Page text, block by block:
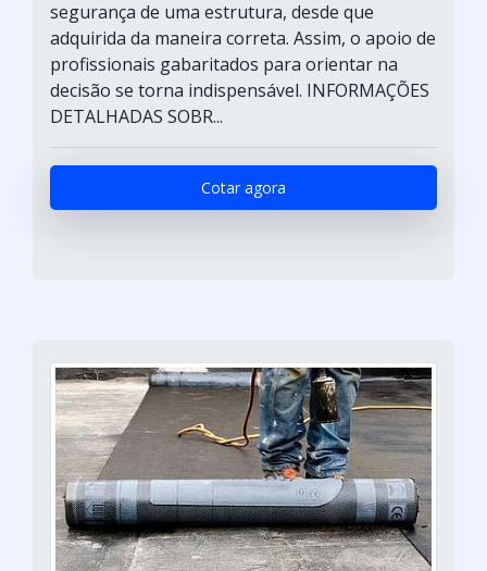
segurança de uma estrutura, desde que
adquirida da maneira correta. Assim, o apoio de
profissionais gabaritados para orientar na
decisão se torna indispensável. INFORMAÇÕES
DETALHADAS SOBR...
Cotar agora